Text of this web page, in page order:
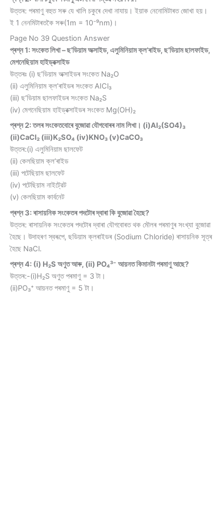
উত্তৰ: পৰমাণু বহুত সৰু যে খালি চকুৰে দেখা নাযায়। ইয়াক নেনোমিটাৰত জোখা হয়।
ই 1 নেনমিটাৰতকৈ সৰু(1m = 10⁻⁹nm)।
Page No 39 Question Answer
প্ৰশ্ন 1: সংকেত লিখা – ছ’ডিয়াম অক্সাইড, এলুমিনিয়াম ক্ল’ৰাইড, ছ’ডিয়াম ছালফাইড,
মেগনেছিয়াম হাইড্রক্সাইড
উত্তৰঃ (i) ছ’ডিয়াম অক্সাইডৰ সংকেত Na₂O
(ii) এলুমিনিয়াম ক্ল’ৰাইডৰ সংকেত AICl₃
(iii) ছ’ডিয়াম ছালফাইডৰ সংকেত Na₂S
(iv) মেগনেছিয়াম হাইড্রক্সাইডৰ সংকেত Mg(OH)₂
প্ৰশ্ন 2: তলৰ সংকেতবোৰে বুজোৱা যৌগবোৰৰ নাম লিখা। (i)Al₂(SO4)₃
(ii)CaCl₂ (iii)K₂SO₄ (iv)KNO₃ (v)CaCO₃
উত্তৰ:(i) এলুমিনিয়াম ছালফেট
(ii) কেলছিয়াম ক্ল’ৰাইড
(iii) পটেছিয়াম ছালফেট
(iv) পটেছিয়াম নাইট্রেট
(v) কেলছিয়াম কার্বনেট
প্ৰশ্ন 3: ৰাসায়নিক সংকেতৰ পদটোৰ দ্বাৰা কি বুজোৱা হৈছে?
উত্তৰ: ৰাসায়নিক সংকেতৰ পদটোৰ দ্বাৰা যৌগবোৰত থক মৌলৰ পৰমাণুৰ সংখ্যা বুজোৱা
হৈছে। উদাহৰণ স্বৰূপে, ছডিয়াম ক্লৰাইডৰ (Sodium Chloride) ৰাসায়নিক সূত্ৰ
হৈছে NaCl.
প্ৰশ্ন 4: (i) H₂S অণুত আৰু, (ii) PO₄³⁻ আয়নত কিমানটা পৰমাণু আছে?
উত্তৰ:-(i)H₂S অণুত পৰমাণু = 3 টা।
(ii)PO₃⁺ আয়নত পৰমাণু = 5 টা।